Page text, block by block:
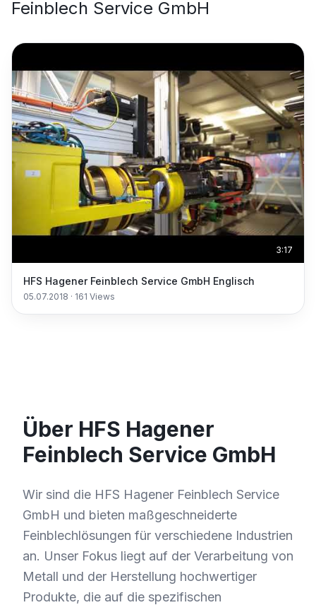
Feinblech Service GmbH
3:17
HFS Hagener Feinblech Service GmbH Englisch
05.07.2018 · 161 Views
Über HFS Hagener
Feinblech Service GmbH
Wir sind die HFS Hagener Feinblech Service
GmbH und bieten maßgeschneiderte
Feinblechlösungen für verschiedene Industrien
an. Unser Fokus liegt auf der Verarbeitung von
Metall und der Herstellung hochwertiger
Produkte, die auf die spezifischen